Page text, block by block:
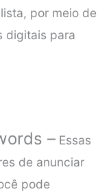
por meio de
digitais para
– Essas
de anunciar
pode